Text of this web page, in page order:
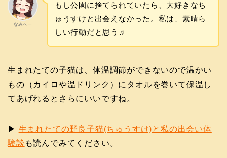
なみへー
もし公園に捨てられていたら、大好きなち
ゅうすけと出会えなかった。私は、素晴ら
しい行動だと思う♬
生まれたての子猫は、体温調節ができないので温かい
もの（カイロや温ドリンク）にタオルを巻いて保温し
てあげれるとさらにいいですね。
▶ 生まれたての野良子猫(ちゅうすけ)と私の出会い体
験談 も読んでみてください。